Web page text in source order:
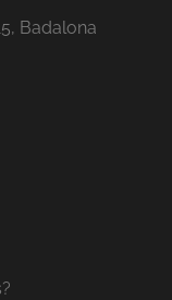
Badalona